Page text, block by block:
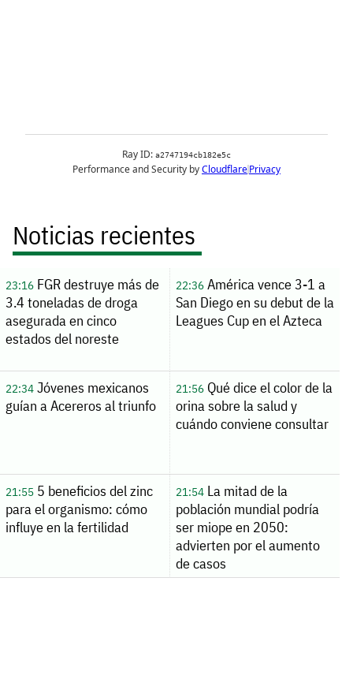
Noticias recientes
23:16FGR destruye más de
3.4 toneladas de droga
asegurada en cinco
estados del noreste
22:36América vence 3-1 a
San Diego en su debut de la
Leagues Cup en el Azteca
22:34Jóvenes mexicanos
guían a Acereros al triunfo
21:56Qué dice el color de la
orina sobre la salud y
cuándo conviene consultar
21:555 beneficios del zinc
para el organismo: cómo
influye en la fertilidad
21:54La mitad de la
población mundial podría
ser miope en 2050:
advierten por el aumento
de casos